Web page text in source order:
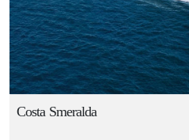
Costa Smeralda